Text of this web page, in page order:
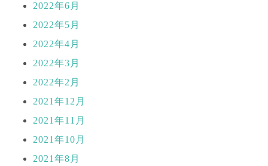
2022年6月
2022年5月
2022年4月
2022年3月
2022年2月
2021年12月
2021年11月
2021年10月
2021年8月